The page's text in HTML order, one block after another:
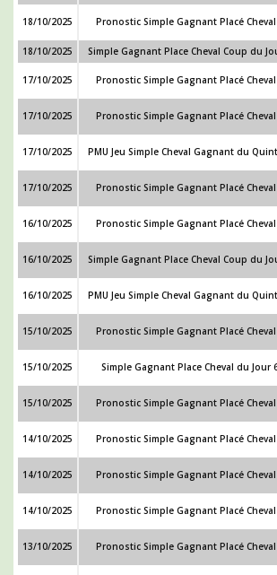
18/10/2025 Pronostic Simple Gagnant Placé Cheval
18/10/2025
Simple Gagnant Place Cheval Coup du
17/10/2025 Pronostic Simple Gagnant Placé Cheval
17/10/2025 Pronostic Simple Gagnant Placé Cheval
17/10/2025 PMU Jeu Simple Cheval Gagnant du
17/10/2025 Pronostic Simple Gagnant Placé Cheval
16/10/2025 Pronostic Simple Gagnant Placé Cheval
16/10/2025 Simple Gagnant Place Cheval Coup du
16/10/2025 PMU Jeu Simple Cheval Gagnant du
15/10/2025 Pronostic Simple Gagnant Placé Cheval
15/10/2025 Simple Gagnant Place Cheval du Jour
15/10/2025 Pronostic Simple Gagnant Placé
14/10/2025 Pronostic Simple Gagnant Placé
14/10/2025 Pronostic Simple Gagnant Placé
14/10/2025 Pronostic Simple Gagnant Placé Cheval
13/10/2025 Pronostic Simple Gagnant Placé Cheval